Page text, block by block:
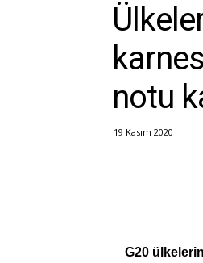
notu
19 Kasım 2020
G20